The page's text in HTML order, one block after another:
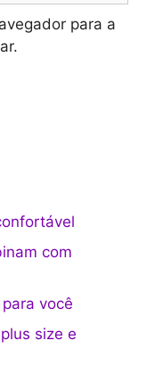
para a
com
você
size e